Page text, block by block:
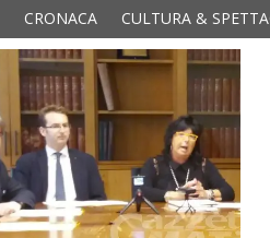
CRONACA CULTURA &